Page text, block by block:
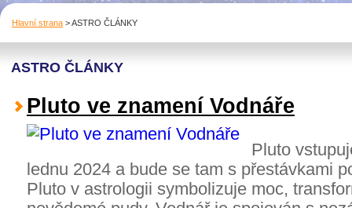
Hlavní strana >ASTRO ČLÁNKY
ASTRO ČLÁNKY
Pluto ve znamení Vodnáře
Pluto
lednu 2024 a bude se tam s přestávkami
Pluto v astrologii symbolizuje moc,